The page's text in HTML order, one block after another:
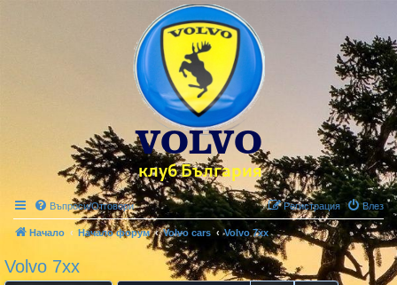
Въпроси/Отговори Влез
Регистрация
Начало Начало форум Volvo cars Volvo 7xx
Volvo 7xx